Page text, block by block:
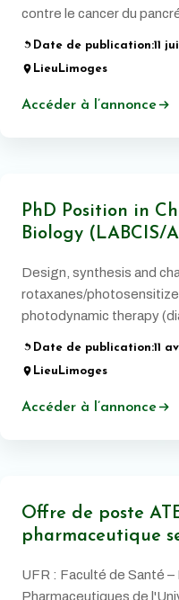
contre le cancer du
Date de publication:11
Lieu Limoges
Accéder à l’annonce
PhD Position in
Biology (LABCIS/
Design, synthesis and
rotaxanes/
photodynamic therapy
Date de publication:11
Lieu Limoges
Accéder à l’annonce
Offre de poste
pharmaceutique
UFR : Faculté de Santé
Pharmaceutiques de